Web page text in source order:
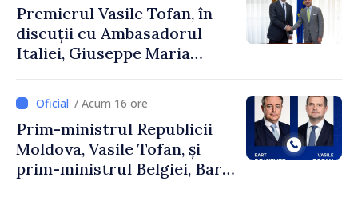
Premierul Vasile Tofan, în
discuții cu Ambasadorul
Italiei, Giuseppe Maria
/ Acum 16 ore
Prim-ministrul Republicii
Moldova, Vasile Tofan, și
prim-ministrul Belgiei, Bart